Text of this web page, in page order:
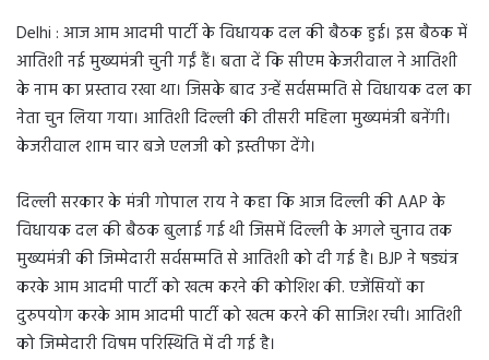
Delhi : आज आम आदमी पार्टी के विधायक दल की बैठक हुई। इस बैठक में
आतिशी नई मुख्यमंत्री चुनी गईं हैं। बता दें कि सीएम केजरीवाल ने आतिशी
के नाम का प्रस्ताव रखा था। जिसके बाद उन्हें सर्वसम्मति से विधायक दल का
नेता चुन लिया गया। आतिशी दिल्ली की तीसरी महिला मुख्यमंत्री बनेंगी।
केजरीवाल शाम चार बजे एलजी को इस्तीफा देंगे।
दिल्ली सरकार के मंत्री गोपाल राय ने कहा कि आज दिल्ली की AAP के
विधायक दल की बैठक बुलाई गई थी जिसमें दिल्ली के अगले चुनाव तक
मुख्यमंत्री की जिम्मेदारी सर्वसम्मति से आतिशी को दी गई है। BJP ने षड्यंत्र
करके आम आदमी पार्टी को खत्म करने की कोशिश की. एजेंसियों का
दुरुपयोग करके आम आदमी पार्टी को खत्म करने की साजिश रची। आतिशी
को जिम्मेदारी विषम परिस्थिति में दी गई है।